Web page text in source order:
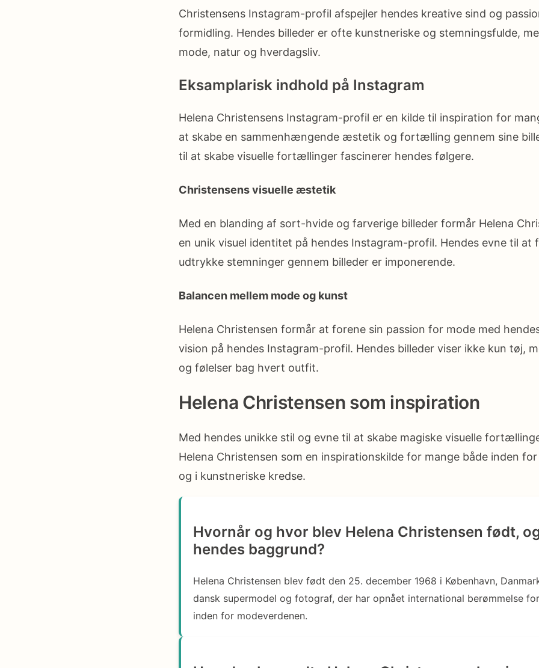
Christensens Instagram-profil afspejler hendes kreative sind og
formidling. Hendes billeder er ofte kunstneriske og stemningsfulde,
mode, natur og hverdagsliv.
Eksamplarisk indhold på Instagram
Helena Christensens Instagram-profil er en kilde til inspiration for
at skabe en sammenhængende æstetik og fortælling gennem sine
til at skabe visuelle fortællinger fascinerer hendes følgere.
Christensens visuelle æstetik
Med en blanding af sort-hvide og farverige billeder formår Helena
en unik visuel identitet på hendes Instagram-profil. Hendes evne til at
udtrykke stemninger gennem billeder er imponerende.
Balancen mellem mode og kunst
Helena Christensen formår at forene sin passion for mode med
vision på hendes Instagram-profil. Hendes billeder viser ikke kun tøj,
og følelser bag hvert outfit.
Helena Christensen som inspiration
Med hendes unikke stil og evne til at skabe magiske visuelle
Helena Christensen som en inspirationskilde for mange både inden
og i kunstneriske kredse.
Hvornår og hvor blev Helena Christensen født,
hendes baggrund?
Helena Christensen blev født den 25. december 1968 i København,
dansk supermodel og fotograf, der har opnået international berømmelse
inden for modeverdenen.